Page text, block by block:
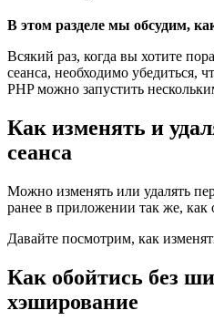
В этом разделе мы обсудим,
Всякий раз, когда вы хотите
сеанса, необходимо убедиться,
PHP можно запустить
Как изменять и
сеанса
Можно изменять или удалять
ранее в приложении так же,
Давайте посмотрим, как
Как обойтись без
хэширование